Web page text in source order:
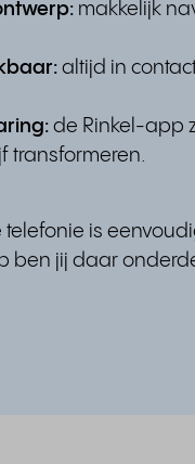
makkelijk
altijd in
de Rinkel-app
transformeren.
telefonie is
ben jij daar